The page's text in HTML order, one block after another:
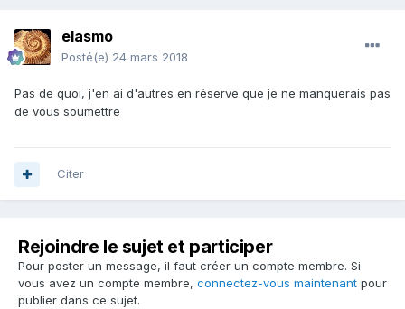
elasmo
Posté(e) 24 mars 2018
Pas de quoi, j'en ai d'autres en réserve que je ne manquerais pas
de vous soumettre
Citer
Rejoindre le sujet et participer
Pour poster un message, il faut créer un compte membre. Si
vous avez un compte membre, connectez-vous maintenant pour
publier dans ce sujet.